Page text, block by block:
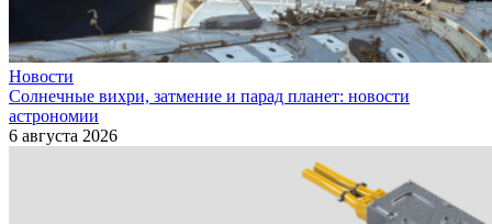
Новости
Солнечные вихри, затмение и парад планет: новости
астрономии
6 августа 2026